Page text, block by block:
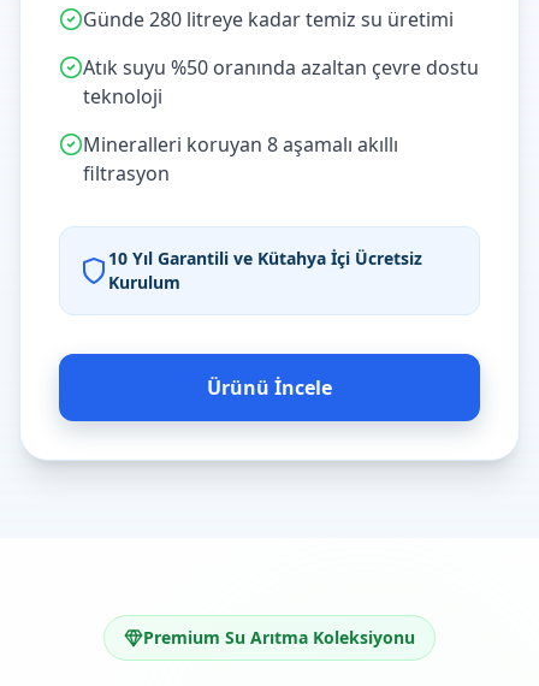
Günde 280 litreye kadar temiz su üretimi
Atık suyu %50 oranında azaltan çevre dostu
teknoloji
Mineralleri koruyan 8 aşamalı akıllı
filtrasyon
10 Yıl Garantili ve Kütahya İçi Ücretsiz
Kurulum
Ürünü İncele
Premium Su Arıtma Koleksiyonu